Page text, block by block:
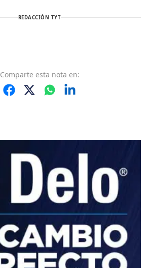
REDACCIÓN TYT
Comparte esta nota en: